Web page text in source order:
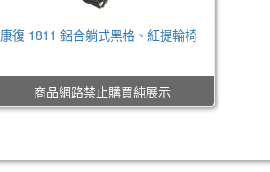
康復 1811 鋁合躺式黑格、紅提輪椅
商品網路禁止購買純展示